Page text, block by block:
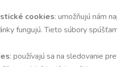
cookies: umožňujú nám
fungujú. Tieto súbory
: používajú sa na sledovanie